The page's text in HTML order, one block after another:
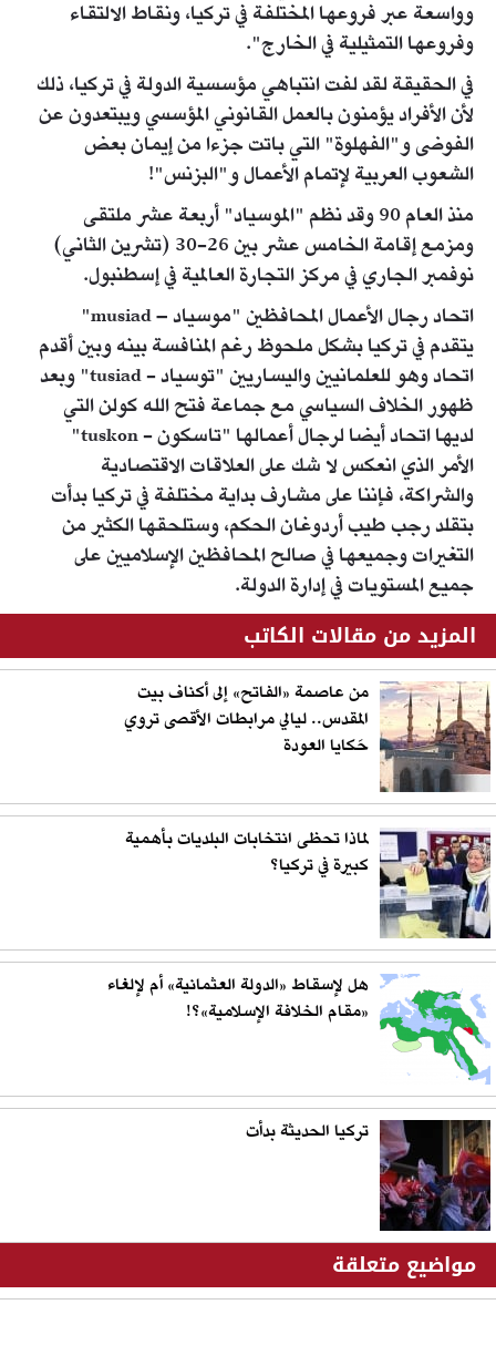
وواسعة عبر فروعها المختلفة في تركيا، ونقاط الالتقاء
وفروعها التمثيلية في الخارج".
في الحقيقة لقد لفت انتباهي مؤسسية الدولة في تركيا، ذلك
لأن الأفراد يؤمنون بالعمل القانوني المؤسسي ويبتعدون عن
الفوضى و"الفهلوة" التي باتت جزءا من إيمان بعض
الشعوب العربية لإتمام الأعمال و"البزنس"!
منذ العام 90 وقد نظم "الموسياد" أربعة عشر ملتقى
ومزمع إقامة الخامس عشر بين 26-30 (تشرين الثاني)
نوفمبر الجاري في مركز التجارة العالمية في إسطنبول.
اتحاد رجال الأعمال المحافظين "موسياد – musiad"
يتقدم في تركيا بشكل ملحوظ رغم المنافسة بينه وبين أقدم
اتحاد وهو للعلمانيين واليساريين "توسياد - tusiad" وبعد
ظهور الخلاف السياسي مع جماعة فتح الله كولن التي
لديها اتحاد أيضا لرجال أعمالها "تاسكون - tuskon"
الأمر الذي انعكس لا شك على العلاقات الاقتصادية
والشراكة، فإننا على مشارف بداية مختلفة في تركيا بدأت
بتقلد رجب طيب أردوغان الحكم، وستلحقها الكثير من
التغيرات وجميعها في صالح المحافظين الإسلاميين على
جميع المستويات في إدارة الدولة.
المزيد من مقالات الكاتب
من عاصمة «الفاتح» إلى أكناف بيت
المقدس.. ليالي مرابطات الأقصى تروي
حَكايا العودة
لماذا تحظى انتخابات البلديات بأهمية
كبيرة في تركيا؟
هل لإسقاط «الدولة العثمانية» أم لإلغاء
«مقام الخلافة الإسلامية»؟!
تركيا الحديثة بدأت
مواضيع متعلقة